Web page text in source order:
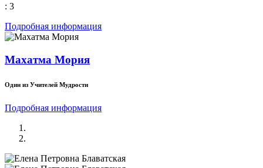
: 3
Подробная информация
Махатма Мория
Один из Учителей Мудрости
Подробная информация